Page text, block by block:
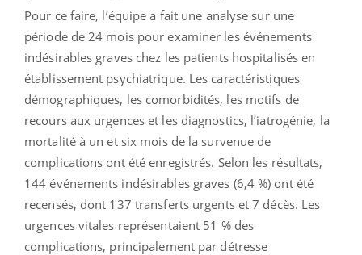
Pour ce faire, l’équipe a fait une analyse sur une
période de 24 mois pour examiner les événements
indésirables graves chez les patients hospitalisés en
établissement psychiatrique. Les caractéristiques
démographiques, les comorbidités, les motifs de
recours aux urgences et les diagnostics, l’iatrogénie, la
mortalité à un et six mois de la survenue de
complications ont été enregistrés. Selon les résultats,
144 événements indésirables graves (6,4 %) ont été
recensés, dont 137 transferts urgents et 7 décès. Les
urgences vitales représentaient 51 % des
complications, principalement par détresse